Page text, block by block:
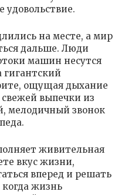
удовольствие.
на месте, а мир
дальше. Люди
машин несутся
гигантский
ощущая дыхание
выпечки из
мелодичный звонок
живительная
вкус жизни,
вперед и решать
жизнь